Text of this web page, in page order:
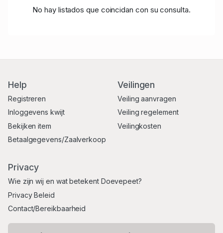
No hay listados que coincidan con su consulta.
Help
Registreren
Inloggevens kwijt
Bekijken item
Betaalgegevens/Zaalverkoop
Veilingen
Veiling aanvragen
Veiling regelement
Veilingkosten
Privacy
Wie zijn wij en wat betekent Doevepeet?
Privacy Beleid
Contact/Bereikbaarheid